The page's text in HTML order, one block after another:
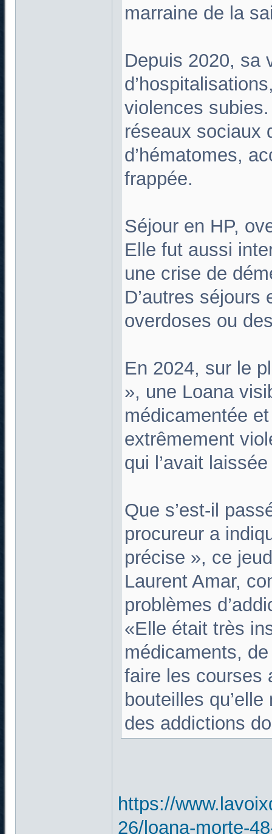
marraine de la
Depuis 2020, sa
violences
réseaux sociaux
d’hématomes,
frappée.
Séjour en HP,
Elle fut aussi
une crise de
D’autres
overdoses ou
En 2024, sur le
», une Loana
médicamentée
extrêmement
qui l’avait
Que s’est-il
procureur a
précise », ce
Laurent Amar,
problèmes
«Elle était très
médicaments,
faire les courses
bouteilles
des addictions
https://
26/loana-morte-